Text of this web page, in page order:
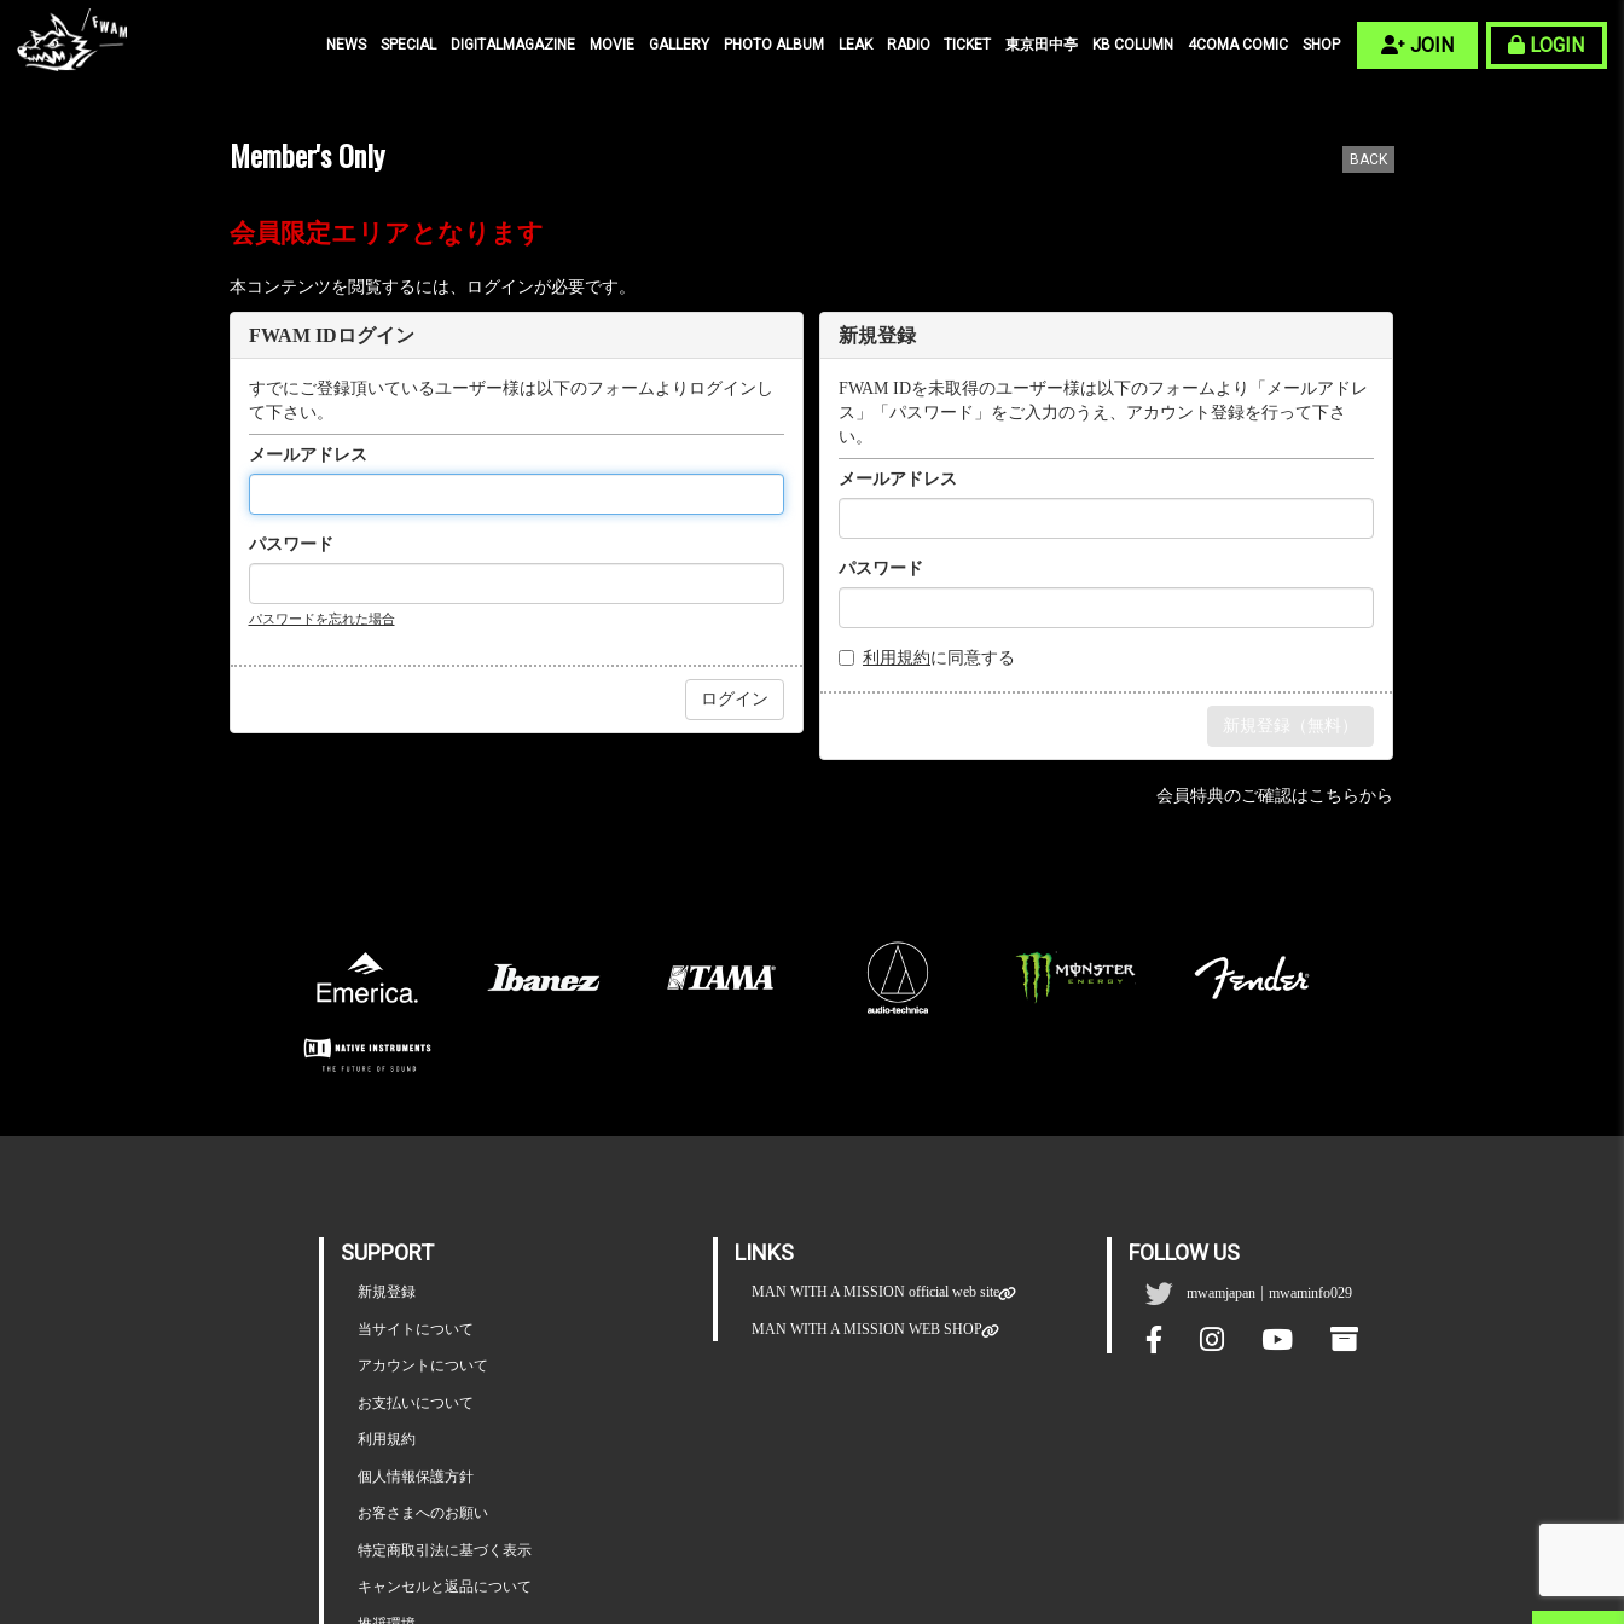
NEWS SPECIAL DIGITALMAGAZINE MOVIE GALLERY PHOTO ALBUM LEAK RADIO TICKET 東京田中亭 KB COLUMN 4COMA COMIC SHOP JOIN LOGIN
Member's Only BACK
会員限定エリアとなります
本コンテンツを閲覧するには、ログインが必要です。
FWAM IDログイン
すでにご登録頂いているユーザー様は以下のフォームよりログインし
て下さい。
メールアドレス
パスワード
パスワードを忘れた場合
新規登録
FWAM IDを未取得のユーザー様は以下のフォームより「メールアドレ
ス」「パスワード」をご入力のうえ、アカウント登録を行って下さ
い。
メールアドレス
パスワード
利用規約に同意する
会員特典のご確認はこちらから
SUPPORT
新規登録
当サイトについて
アカウントについて
お支払いについて
利用規約
個人情報保護方針
お客さまへのお願い
特定商取引法に基づく表示
キャンセルと返品について
LINKS
MAN WITH A MISSION official web site
MAN WITH A MISSION WEB SHOP
FOLLOW US
mwamjapan |mwaminfo029